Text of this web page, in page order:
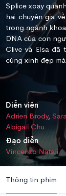
Splice xoay
hai chuyên gia
trong ngành
DNA của con
Clive và Elsa đã
cùng xinh đẹp
Diễn viên
Adrien Brody,
Abigail Chu
Đạo diễn
Vincenzo Natali
Thông tin phim